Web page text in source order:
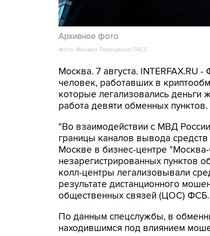
Архивное фото
Фото: Михаил Терещенко/ТАСС
Москва. 7 августа.
человек, работавших в
которые легализовались
работа девяти обменных пунктов.
"Во взаимодействии с МВД
границы каналов вывода
Москве в бизнес-центре
незарегистрированных пунктов
колл-центры легализовывали
результате дистанционного
общественных связей (ЦОС) ФСБ.
По данным спецслужбы, в
находившимся под влиянием